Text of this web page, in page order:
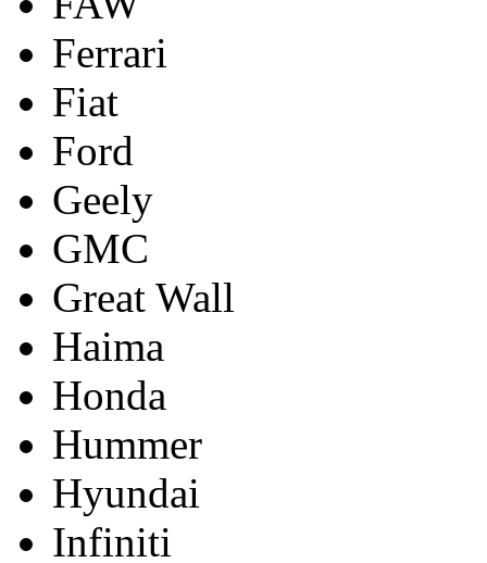
Ferrari
Fiat
Ford
Geely
GMC
Great Wall
Haima
Honda
Hummer
Hyundai
Infiniti